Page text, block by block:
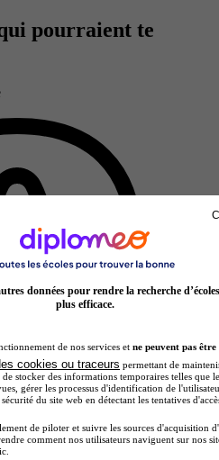
pourraient te
données pour rendre la recherche
plus efficace.
de nos services et ne peuvent pas être
cookies ou traceurs permettant de
stocker des informations temporaires telles que
gérer les processus d'identification de
du site web en détectant les tentatives
de piloter et suivre les sources d'acquisition
comment nos utilisateurs naviguent sur nos